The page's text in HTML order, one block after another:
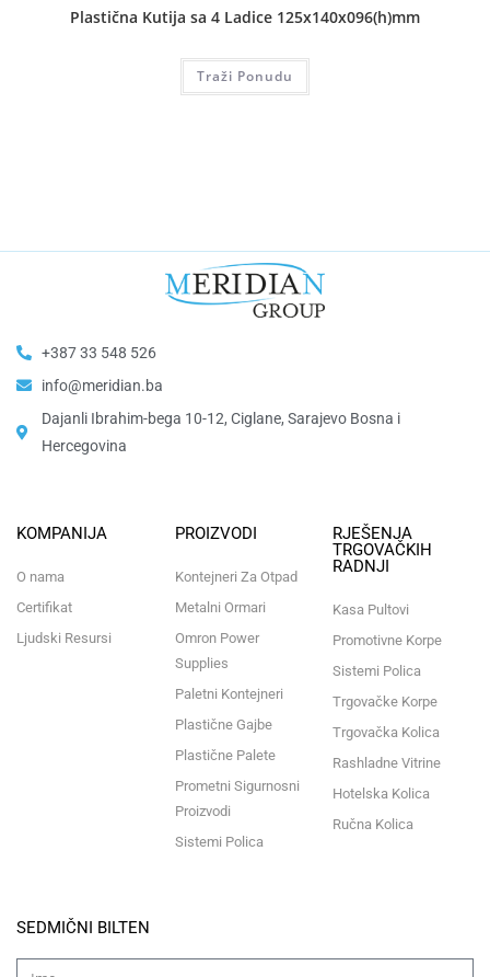
Plastična Kutija sa 4 Ladice 125x140x096(h)mm
Traži Ponudu
+387 33 548 526
info@meridian.ba
Dajanli Ibrahim-bega 10-12, Ciglane, Sarajevo Bosna i
Hercegovina​
KOMPANIJA
O nama
Certifikat
Ljudski Resursi
PROIZVODI
Kontejneri Za Otpad
Metalni Ormari
Omron Power
Supplies
Paletni Kontejneri
Plastične Gajbe
Plastične Palete
Prometni Sigurnosni
Proizvodi
Sistemi Polica
RJEŠENJA
TRGOVAČKIH
RADNJI
Kasa Pultovi
Promotivne Korpe
Sistemi Polica
Trgovačke Korpe
Trgovačka Kolica
Rashladne Vitrine
Hotelska Kolica
Ručna Kolica
SEDMIČNI BILTEN